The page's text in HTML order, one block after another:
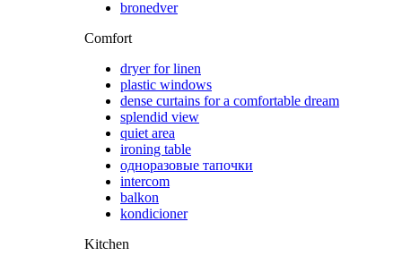
bronedver
Comfort
dryer for linen
plastic windows
dense curtains for a comfortable dream
splendid view
quiet area
ironing table
одноразовые тапочки
intercom
balkon
kondicioner
Kitchen